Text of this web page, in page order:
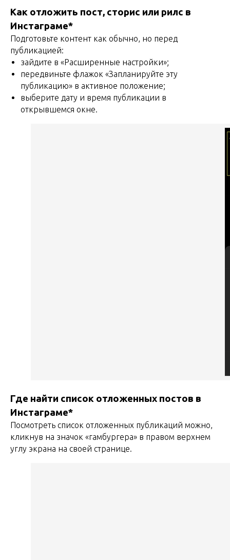
Как отложить пост, сторис или рилс в
Инстаграме*
Подготовьте контент как обычно, но перед
публикацией:
зайдите в «Расширенные настройки»;
передвиньте флажок «Запланируйте эту
публикацию» в активное положение;
выберите дату и время публикации в
открывшемся окне.
Где найти список отложенных постов в
Инстаграме*
Посмотреть список отложенных публикаций можно,
кликнув на значок «гамбургера» в правом верхнем
углу экрана на своей странице.